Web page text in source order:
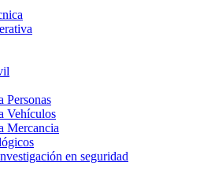
Personas
Vehículos
Mercancia
en seguridad